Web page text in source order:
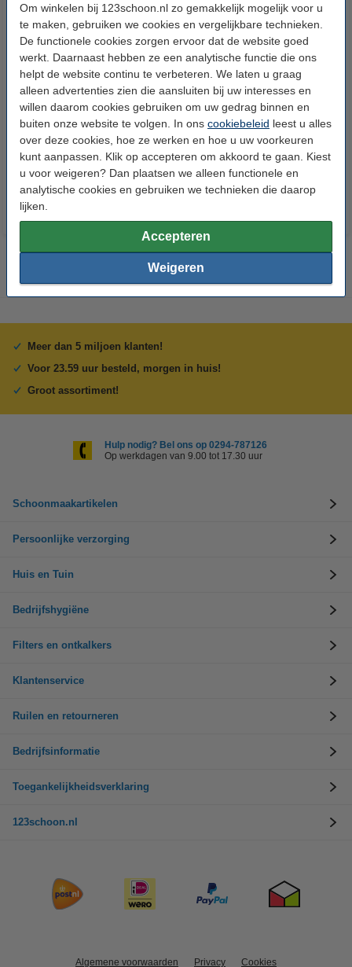
Om winkelen bij 123schoon.nl zo gemakkelijk mogelijk voor u
te maken, gebruiken we cookies en vergelijkbare technieken.
De functionele cookies zorgen ervoor dat de website goed
werkt. Daarnaast hebben ze een analytische functie die ons
helpt de website continu te verbeteren. We laten u graag
alleen advertenties zien die aansluiten bij uw interesses en
willen daarom cookies gebruiken om uw gedrag binnen en
buiten onze website te volgen. In ons cookiebeleid leest u alles
over deze cookies, hoe ze werken en hoe u uw voorkeuren
kunt aanpassen. Klik op accepteren om akkoord te gaan. Kiest
u voor weigeren? Dan plaatsen we alleen functionele en
analytische cookies en gebruiken we technieken die daarop
lijken.
Accepteren
Weigeren
123schoon Schuurspons (10
stuks)
€ 1,19 Inclusief 21% BTW
Keukenrol 2-laags | 4 x 50 vel |
123schoon huismerk
€ 2,99 Inclusief 21% BTW
Meer dan 5 miljoen klanten!
Voor 23.59 uur besteld, morgen in huis!
Groot assortiment!
Hulp nodig? Bel ons op 0294-787126
Op werkdagen van 9.00 tot 17.30 uur
Schoonmaakartikelen
Persoonlijke verzorging
Huis en Tuin
Bedrijfshygiëne
Filters en ontkalkers
Klantenservice
Ruilen en retourneren
Bedrijfsinformatie
Toegankelijkheidsverklaring
123schoon.nl
Algemene voorwaarden Privacy Cookies